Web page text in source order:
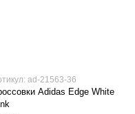
ad-21563-36
Adidas Edge White